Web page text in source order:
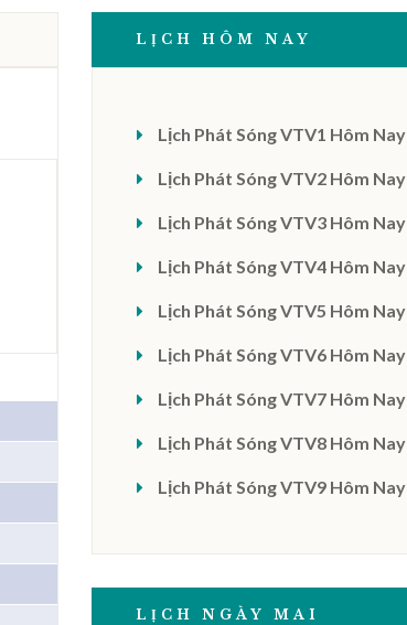
LỊCH HÔM NAY
Lịch Phát Sóng VTV1 Hôm Nay
Lịch Phát Sóng VTV2 Hôm Nay
Lịch Phát Sóng VTV3 Hôm Nay
Lịch Phát Sóng VTV4 Hôm Nay
Lịch Phát Sóng VTV5 Hôm Nay
Lịch Phát Sóng VTV6 Hôm Nay
Lịch Phát Sóng VTV7 Hôm Nay
Lịch Phát Sóng VTV8 Hôm Nay
Lịch Phát Sóng VTV9 Hôm Nay
LỊCH NGÀY MAI